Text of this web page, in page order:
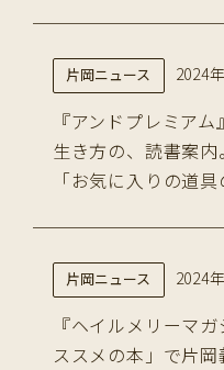
片岡ニュース 2024
『アンドプレミア
生き方の、読書案
「お気に入りの道
片岡ニュース 2024
『ヘイルメリーマ
ススメの本」で片